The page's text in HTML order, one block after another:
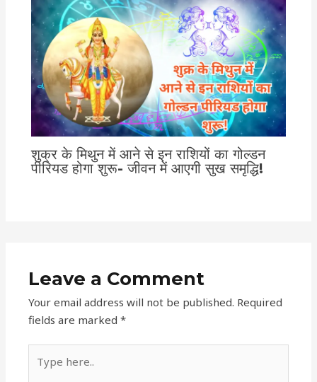
शुक्र के मिथुन में आने से इन राशियों का गोल्डन
पीरियड होगा शुरू- जीवन में आएगी सुख समृद्धि!
Leave a Comment
Your email address will not be published. Required
fields are marked*
here..